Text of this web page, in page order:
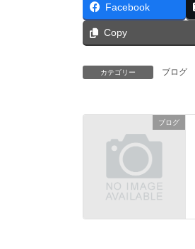
Facebook
Copy
カテゴリー ブログ
ブログ